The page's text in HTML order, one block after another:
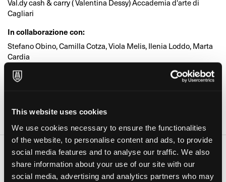
This website uses cookies
We use cookies necessary to ensure the functionalities
of the website, to personalise content and ads, to provide
social media features and to analyse our traffic. We also
share information about your use of our site with our
social media, advertising and analytics partners who may
Val.dy cash & carry ( Valentina Dessy) Accademia d'arte di
Cagliari
In collaborazione con:
Stefano Obino, Camilla Cotza, Viola Melis, Ilenia Loddo, Marta
Cardia
Età:
Dove:
Date e orari
Giorno Orario